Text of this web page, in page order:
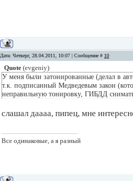
Дата: Четверг, 28.04.2011, 10:07 | Сообщение # 10
Quote (evgeniy)
У меня были затонированные (делал в
т.к. подписанный Медведевым закон
неправильную тонировку, ГИБДД
слашал даааа, пипец, мне
Все одинаковые, а я разный